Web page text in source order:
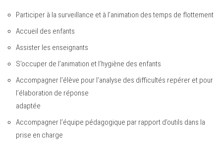
Participer à la surveillance et à l’animation des temps de flottement
Accueil des enfants
Assister les enseignants
S’occuper de l’animation et l’hygiène des enfants
Accompagner l’élève pour l’analyse des difficultés repérer et pour
l’élaboration de réponse
adaptée
Accompagner l’équipe pédagogique par rapport d’outils dans la
prise en charge